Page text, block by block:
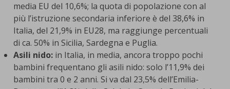
media EU del 10,6%; la quota di popolazione con al
più l’istruzione secondaria inferiore è del 38,6% in
Italia, del 21,9% in EU28, ma raggiunge percentuali
di ca. 50% in Sicilia, Sardegna e Puglia.
Asili nido: in Italia, in media, ancora troppo pochi
bambini frequentano gli asili nido: solo l’11,9% dei
bambini tra 0 e 2 anni. Si va dal 23,5% dell’Emilia-